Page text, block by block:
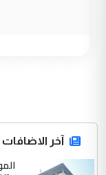
المشترك لا
الدول الشقيقة
آخر الاضافات